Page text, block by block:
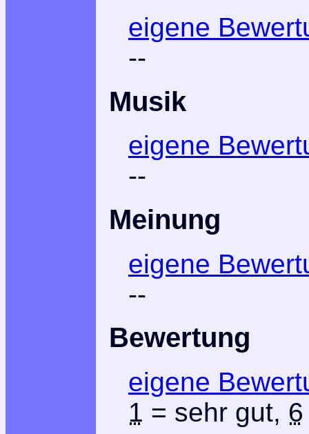
eigene
--
Musik
eigene
--
Meinung
eigene
--
Bewertung
eigene
1 = sehr gut, 6